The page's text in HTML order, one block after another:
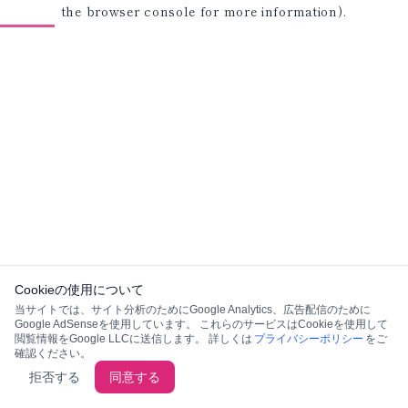
the browser console for more information).
Cookieの使用について
当サイトでは、サイト分析のためにGoogle Analytics、広告配信のために
Google AdSenseを使用しています。 これらのサービスはCookieを使用して
閲覧情報をGoogle LLCに送信します。 詳しくは プライバシーポリシー をご
確認ください。
拒否する 同意する